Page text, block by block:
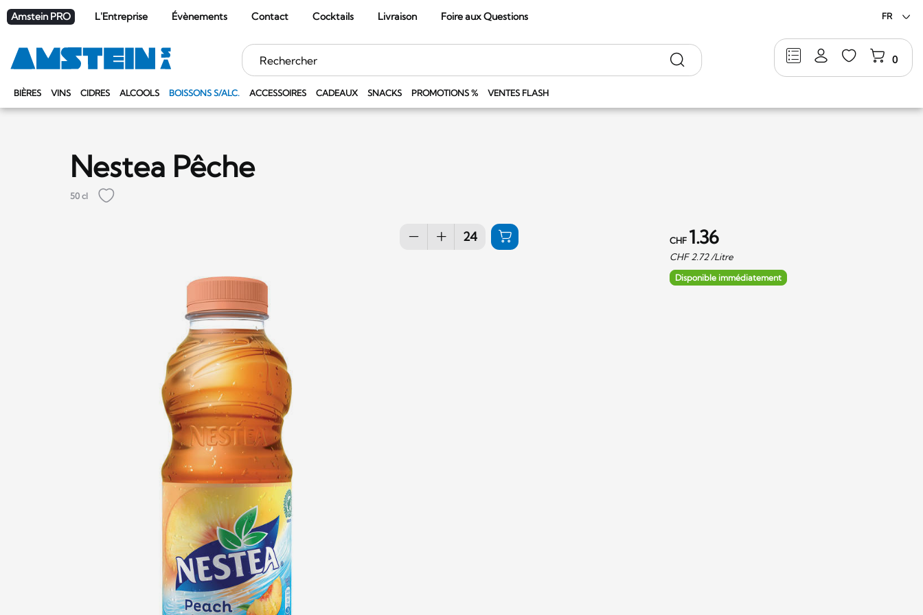
Amstein PRO L'Entreprise Évènements Contact Cocktails Livraison Foire aux Questions FR
BIÈRES VINS CIDRES ALCOOLS BOISSONS S/ALC. ACCESSOIRES CADEAUX SNACKS PROMOTIONS % VENTES FLASH
0
Mots
clés
Rechercher
Nestea Pêche
50 cl
CHF 1.36
CHF 2.72/Litre
Disponible immédiatement